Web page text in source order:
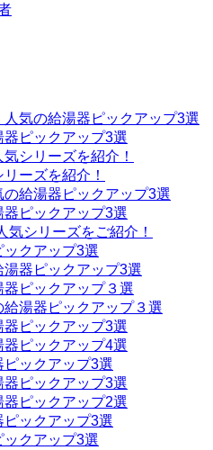
人気の給湯器ピックアップ3選
器ピックアップ3選
シリーズを紹介！
ーズを紹介！
の給湯器ピックアップ3選
器ピックアップ3選
気シリーズをご紹介！
ックアップ3選
湯器ピックアップ3選
器ピックアップ３選
給湯器ピックアップ３選
器ピックアップ3選
器ピックアップ4選
ピックアップ3選
器ピックアップ3選
器ピックアップ2選
ピックアップ3選
ックアップ3選